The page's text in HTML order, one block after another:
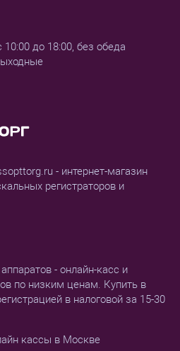
- интернет-магазин
регистраторов и
- онлайн-касс и
по низким ценам. Купить в
в налоговой за 15-30
кассы в Москве
до 18:00, без обеда